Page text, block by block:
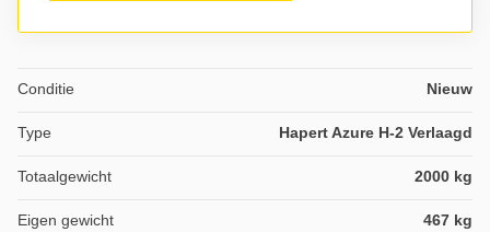
Conditie Nieuw
Type Hapert Azure H-2 Verlaagd
Totaalgewicht 2000 kg
Eigen gewicht 467 kg